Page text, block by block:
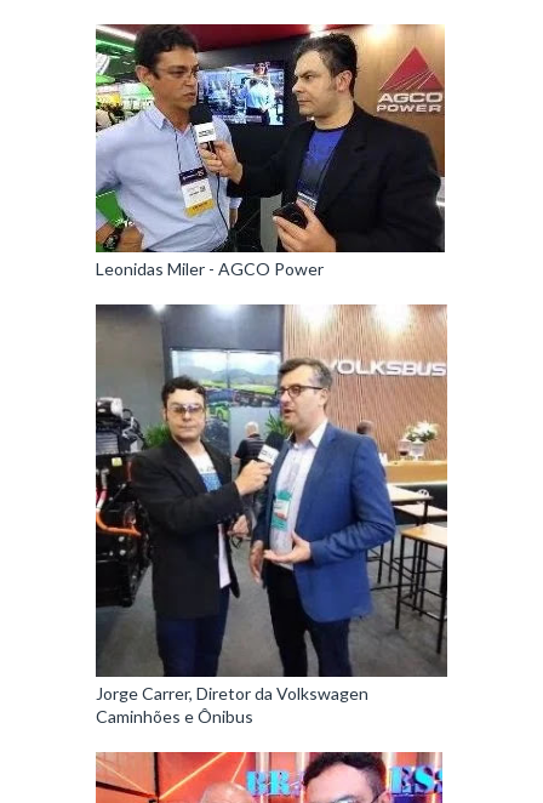
Leonidas Miler - AGCO Power
Jorge Carrer, Diretor da Volkswagen
Caminhões e Ônibus